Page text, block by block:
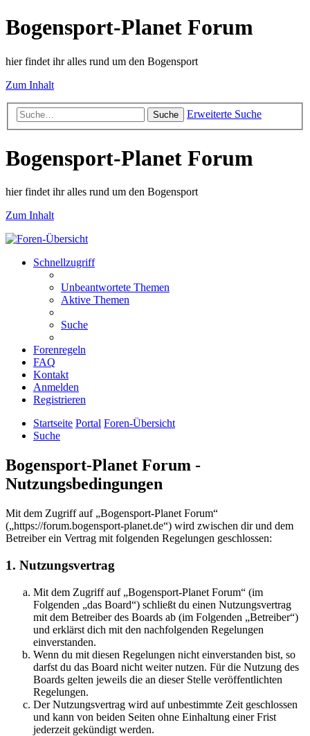
Bogensport-Planet Forum
hier findet ihr alles rund um den Bogensport
Zum Inhalt
Suche Erweiterte Suche
Bogensport-Planet Forum
hier findet ihr alles rund um den Bogensport
Zum Inhalt
Schnellzugriff
Unbeantwortete Themen
Aktive Themen
Suche
Forenregeln
FAQ
Kontakt
Anmelden
Registrieren
Startseite Portal Foren-Übersicht
Suche
Bogensport-Planet Forum -
Nutzungsbedingungen
Mit dem Zugriff auf „Bogensport-Planet Forum“
(„https://forum.bogensport-planet.de“) wird zwischen dir und dem
Betreiber ein Vertrag mit folgenden Regelungen geschlossen:
1. Nutzungsvertrag
Mit dem Zugriff auf „Bogensport-Planet Forum“ (im
Folgenden „das Board“) schließt du einen Nutzungsvertrag
mit dem Betreiber des Boards ab (im Folgenden „Betreiber“)
und erklärst dich mit den nachfolgenden Regelungen
einverstanden.
Wenn du mit diesen Regelungen nicht einverstanden bist, so
darfst du das Board nicht weiter nutzen. Für die Nutzung des
Boards gelten jeweils die an dieser Stelle veröffentlichten
Regelungen.
Der Nutzungsvertrag wird auf unbestimmte Zeit geschlossen
und kann von beiden Seiten ohne Einhaltung einer Frist
jederzeit gekündigt werden.